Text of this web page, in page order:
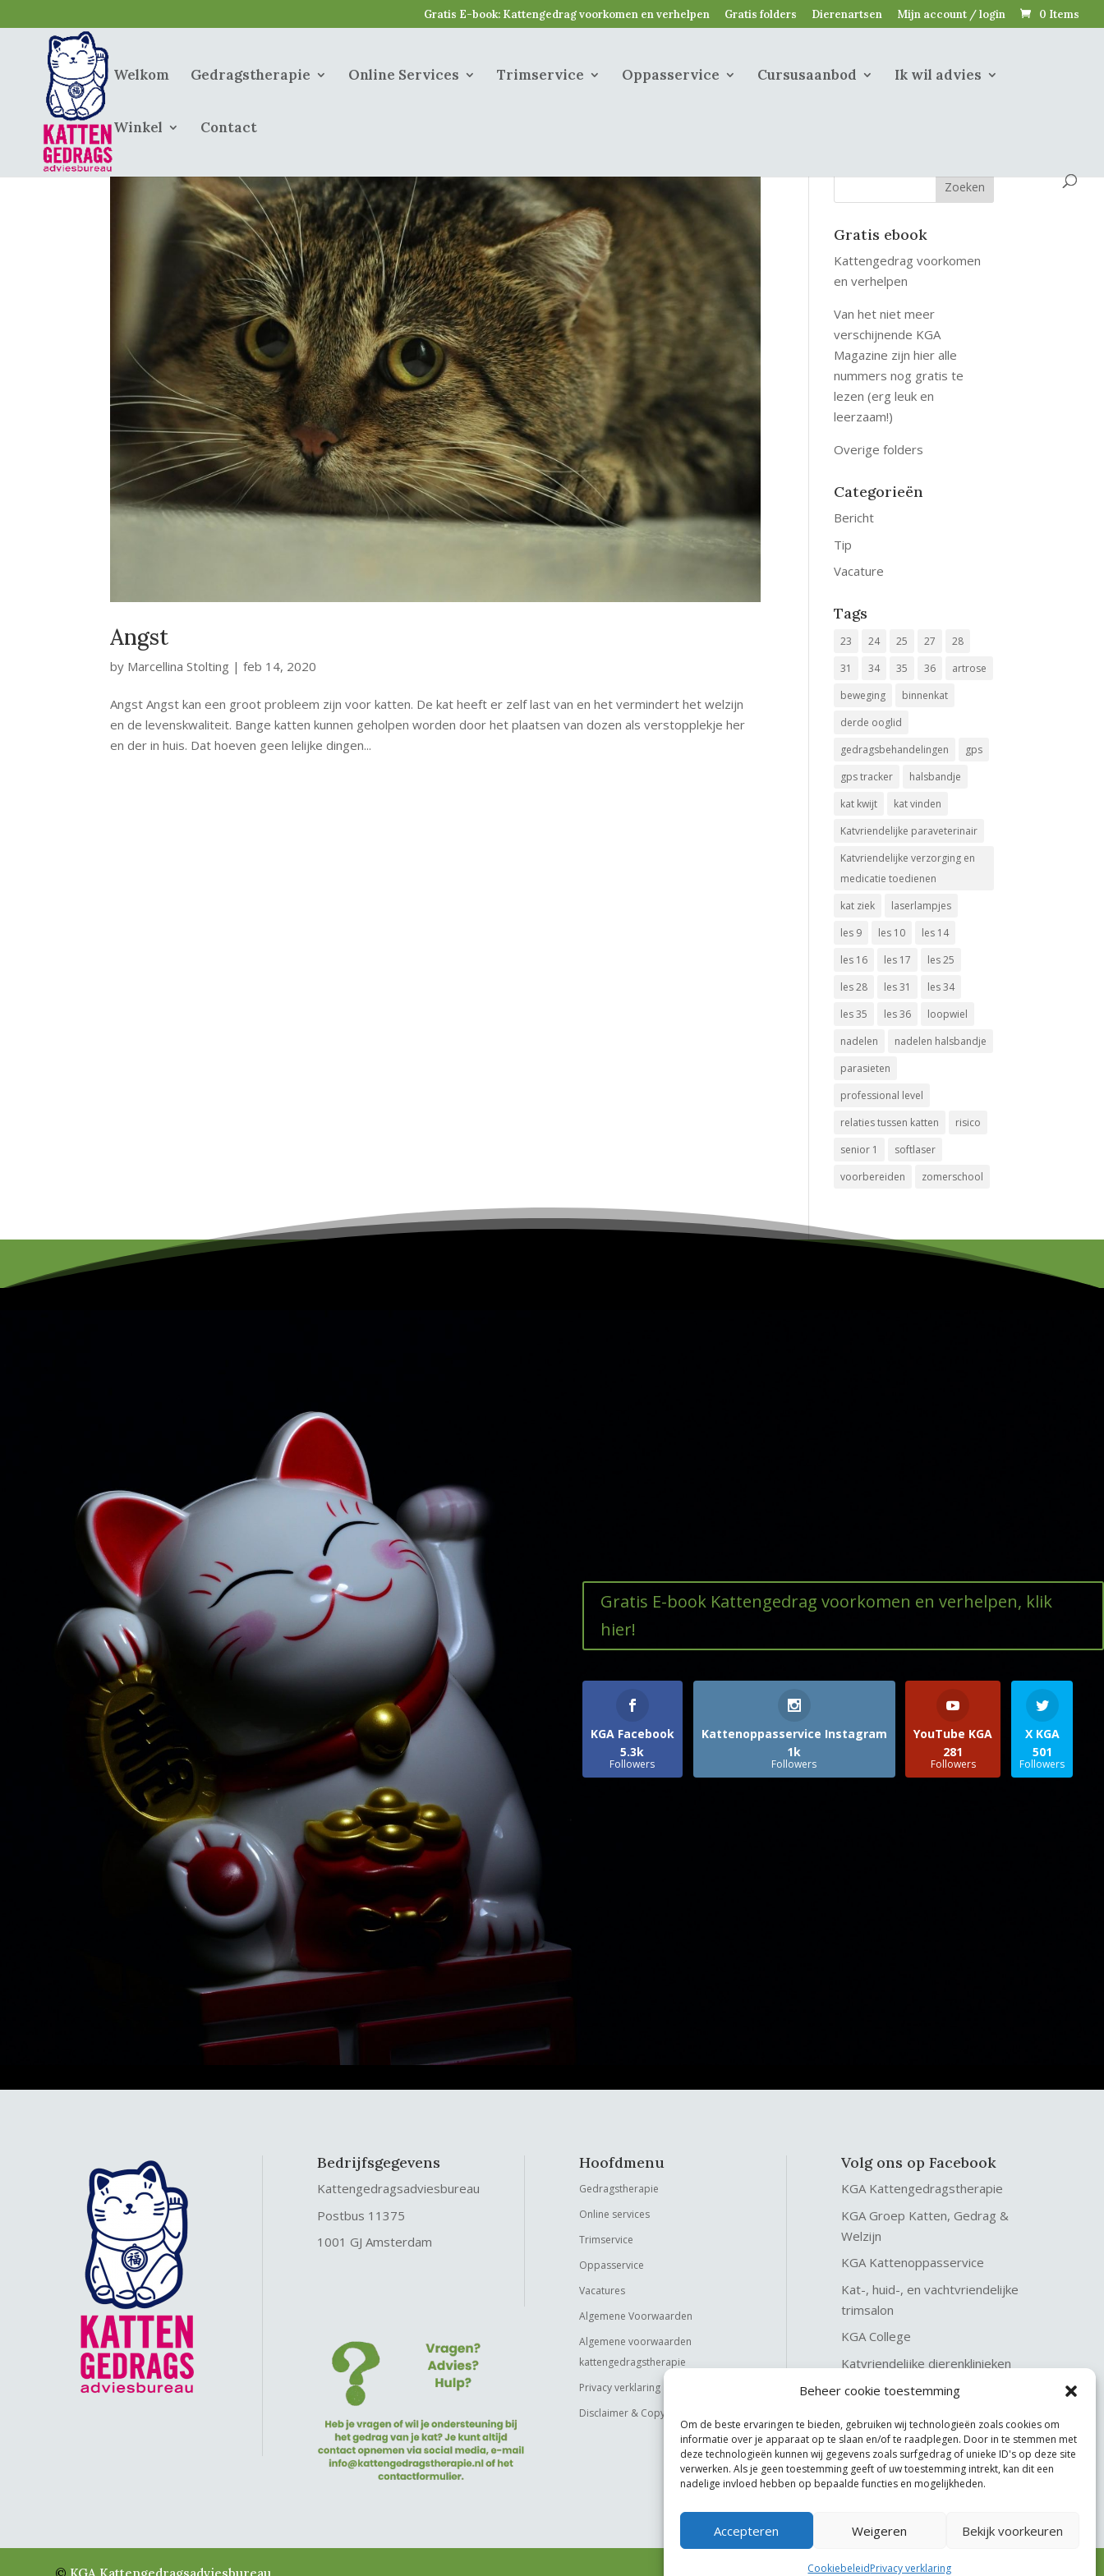
Beheer cookie toestemming
Om de beste ervaringen te bieden, gebruiken wij technologieën zoals cookies om
informatie over je apparaat op te slaan en/of te raadplegen. Door in te stemmen met
deze technologieën kunnen wij gegevens zoals surfgedrag of unieke ID's op deze site
verwerken. Als je geen toestemming geeft of uw toestemming intrekt, kan dit een
nadelige invloed hebben op bepaalde functies en mogelijkheden.
Accepteren Weigeren Bekijk voorkeuren
CookiebeleidPrivacy verklaring
Gratis E-book: Kattengedrag voorkomen en verhelpen Gratis folders Dierenartsen Mijn account / login 0 Items
Welkom Gedragstherapie Online Services Trimservice Oppasservice Cursusaanbod Ik wil advies
Winkel Contact
Angst
by Marcellina Stolting |feb 14, 2020
Angst Angst kan een groot probleem zijn voor katten. De kat heeft er zelf last van en het vermindert het welzijn
en de levenskwaliteit. Bange katten kunnen geholpen worden door het plaatsen van dozen als verstopplekje her
en der in huis. Dat hoeven geen lelijke dingen...
Gratis ebook
Kattengedrag voorkomen
en verhelpen
Van het niet meer
verschijnende KGA
Magazine zijn hier alle
nummers nog gratis te
lezen (erg leuk en
leerzaam!)
Overige folders
Categorieën
Bericht
Tip
Vacature
Tags
23 24 25 27
28
31
34 35 36
artrose
beweging
binnenkat
derde ooglid
gedragsbehandelingen
gps
gps tracker
halsbandje
kat kwijt
kat vinden
Katvriendelijke paraveterinair
Katvriendelijke verzorging en
medicatie toedienen
kat ziek
laserlampjes
les 9
les 10
les 14
les 16
les 17
les 25
les 28
les 31
les 34
les 35
les 36
loopwiel
nadelen
nadelen halsbandje
parasieten
professional level
relaties tussen katten
risico
senior 1
softlaser
voorbereiden
zomerschool
Gratis E-book Kattengedrag voorkomen en verhelpen, klik
hier!
KGA Facebook
5.3k
Followers
Kattenoppasservice Instagram
1k
Followers
YouTube KGA
281
Followers
X KGA
501
Followers
Bedrijfsgegevens
Kattengedragsadviesbureau
Postbus 11375
1001 GJ Amsterdam
Hoofdmenu
Gedragstherapie
Online services
Trimservice
Oppasservice
Vacatures
Algemene Voorwaarden
Algemene voorwaarden
kattengedragstherapie
Privacy verklaring
Disclaimer & Copyright
Volg ons op Facebook
KGA Kattengedragstherapie
KGA Groep Katten, Gedrag &
Welzijn
KGA Kattenoppasservice
Kat-, huid-, en vachtvriendelijke
trimsalon
KGA College
Katvriendelijke dierenklinieken
KGA Katteninterieurservice